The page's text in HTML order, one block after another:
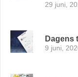
29 juni,
Dagens
9 juni,